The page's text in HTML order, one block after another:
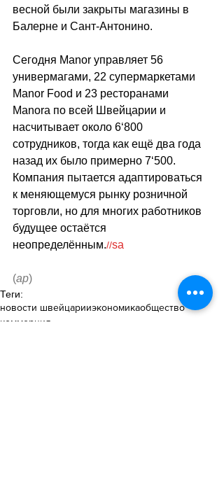
весной были закрыты магазины в
Балерне и Сант-Антонино.
Сегодня Manor управляет 56
универмагами, 22 супермаркетами
Manor Food и 23 ресторанами
Manora по всей Швейцарии и
насчитывает около 6‘800
сотрудников, тогда как ещё два года
назад их было примерно 7‘500.
Компания пытается адаптироваться
к меняющемуся рынку розничной
торговли, но для многих работников
будущее остаётся
неопределённым.//sa
(ар)
Теги:
новости швейцарииэкономикаобщество
коммерция